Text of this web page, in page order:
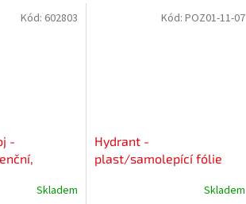
-
Skladem
Kód: 602803
Hydrant -
plast/samolepící fólie
Skladem
Kód: POZ01-11-07